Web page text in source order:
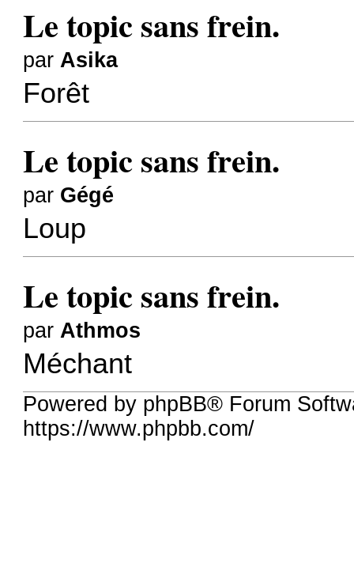
Le topic sans frein.
par Asika
Forêt
Le topic sans frein.
par Gégé
Loup
Le topic sans frein.
par Athmos
Méchant
Powered by phpBB® Forum
https://www.phpbb.com/